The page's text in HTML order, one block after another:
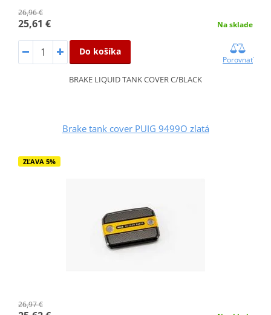
26,96 €
25,61 € Na sklade
Do košíka
Porovnať
BRAKE LIQUID TANK COVER C/BLACK
Brake tank cover PUIG 9499O zlatá
ZĽAVA 5%
26,97 €